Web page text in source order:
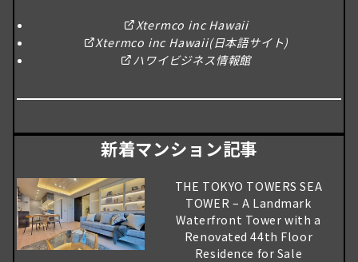
Xtermco inc Hawaii
Xtermco inc Hawaii(日本語サイト)
ハワイビジネス情報館
新着マンション記事
THE TOKYO TOWERS SEA
TOWER – A Landmark
Waterfront Tower with a
Renovated 44th Floor
Residence for Sale